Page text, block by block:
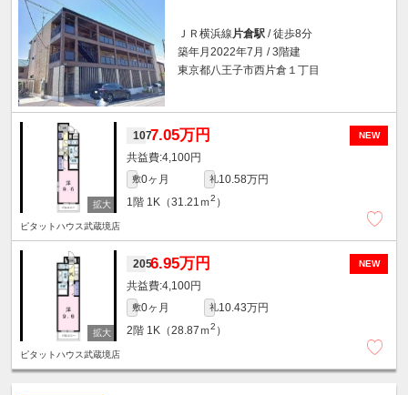
ＪＲ横浜線片倉駅 / 徒歩8分
築年月2022年7月 / 3階建
東京都八王子市西片倉１丁目
NEW
1077.05万円
4,100円
敷0ヶ月 礼10.58万円
1階 1K（31.21ｍ2 ）
ピタットハウス武蔵境店
NEW
2056.95万円
4,100円
敷0ヶ月 礼10.43万円
2階 1K（28.87ｍ2 ）
ピタットハウス武蔵境店